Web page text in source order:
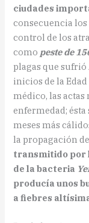
ciudades
consecuencia
control de los
como peste de
plagas que
inicios de la
médico, las
enfermedad;
meses más
la propagación
transmitido por
de la bacteria
producía unos
a fiebres